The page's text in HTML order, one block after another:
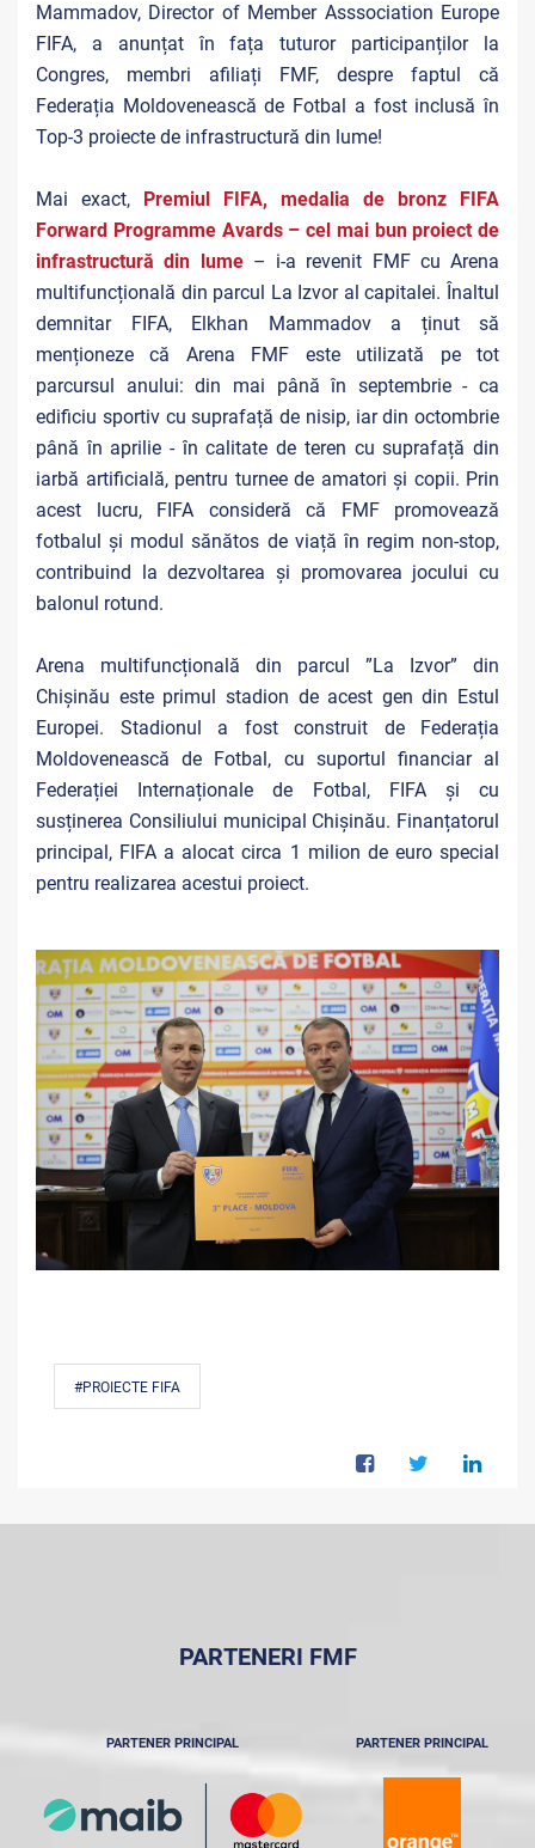
Mammadov, Director of Member Asssociation Europe
FIFA, a anunțat în fața tuturor participanților la
Congres, membri afiliați FMF, despre faptul că
Federația Moldovenească de Fotbal a fost inclusă în
Top-3 proiecte de infrastructură din lume!
Mai exact, Premiul FIFA, medalia de bronz FIFA
Forward Programme Avards – cel mai bun proiect de
infrastructură din lume– i-a revenit FMF cu Arena
multifuncțională din parcul La Izvor al capitalei. Înaltul
demnitar FIFA, Elkhan Mammadov a ținut să
menționeze că Arena FMF este utilizată pe tot
parcursul anului: din mai până în septembrie - ca
edificiu sportiv cu suprafață de nisip, iar din octombrie
până în aprilie - în calitate de teren cu suprafață din
iarbă artificială, pentru turnee de amatori și copii. Prin
acest lucru, FIFA consideră că FMF promovează
fotbalul și modul sănătos de viață în regim non-stop,
contribuind la dezvoltarea și promovarea jocului cu
balonul rotund.
Arena multifuncțională din parcul ”La Izvor” din
Chișinău este primul stadion de acest gen din Estul
Europei. Stadionul a fost construit de Federația
Moldovenească de Fotbal, cu suportul financiar al
Federației Internaționale de Fotbal, FIFA și cu
susținerea Consiliului municipal Chișinău. Finanțatorul
principal, FIFA a alocat circa 1 milion de euro special
pentru realizarea acestui proiect.
#PROIECTE FIFA
PARTENERI FMF
PARTENER PRINCIPAL PARTENER PRINCIPAL